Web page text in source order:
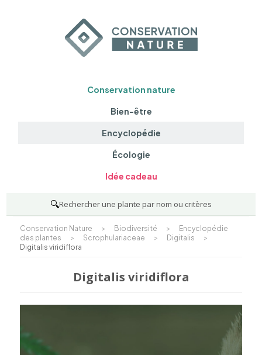
Conservation nature
Bien-être
Encyclopédie
Écologie
Idée cadeau
🔍Rechercher une plante par nom ou critères
Conservation Nature > Biodiversité >
Encyclopédie
des plantes
> Scrophulariaceae > Digitalis
>
Digitalis viridiflora
Digitalis viridiflora